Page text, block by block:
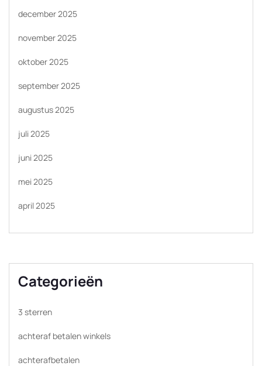
december 2025
november 2025
oktober 2025
september 2025
augustus 2025
juli 2025
juni 2025
mei 2025
april 2025
Categorieën
3 sterren
achteraf betalen winkels
achterafbetalen